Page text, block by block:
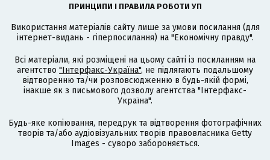
ПРИНЦИПИ І ПРАВИЛА РОБОТИ УП
Використання матеріалів сайту лише за умови посилання (для
інтернет-видань - гіперпосилання) на "Економічну правду".
Всі матеріали, які розміщені на цьому сайті із посиланням на
агентство "Інтерфакс-Україна", не підлягають подальшому
відтворенню та/чи розповсюдженню в будь-якій формі,
інакше як з письмового дозволу агентства "Інтерфакс-
Україна".
Будь-яке копіювання, передрук та відтворення фотографічних
творів та/або аудіовізуальних творів правовласника Getty
Images - суворо забороняється.